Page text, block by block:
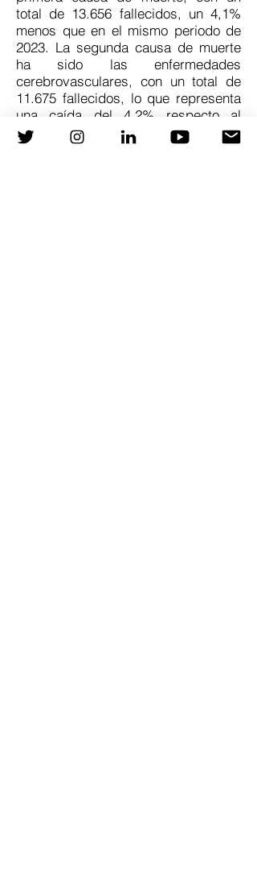
total de 13.656 fallecidos, un 4,1%
menos que en el mismo periodo de
2023. La segunda causa de muerte
ha sido las enfermedades
cerebrovasculares, con un total de
11.675 fallecidos, lo que representa
una caída del 4,2% respecto al
mismo periodo de 2023.